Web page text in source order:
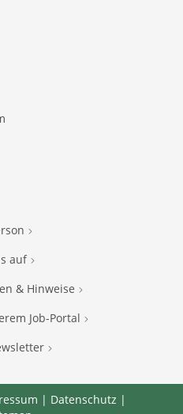
auf
& Hinweise
Job-Portal
| Datenschutz |